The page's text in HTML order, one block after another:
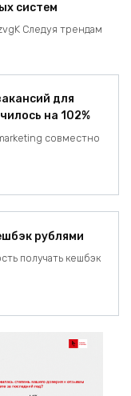
систем
Следуя трендам
для
на 102%
совместно
рублями
получать кешбэк